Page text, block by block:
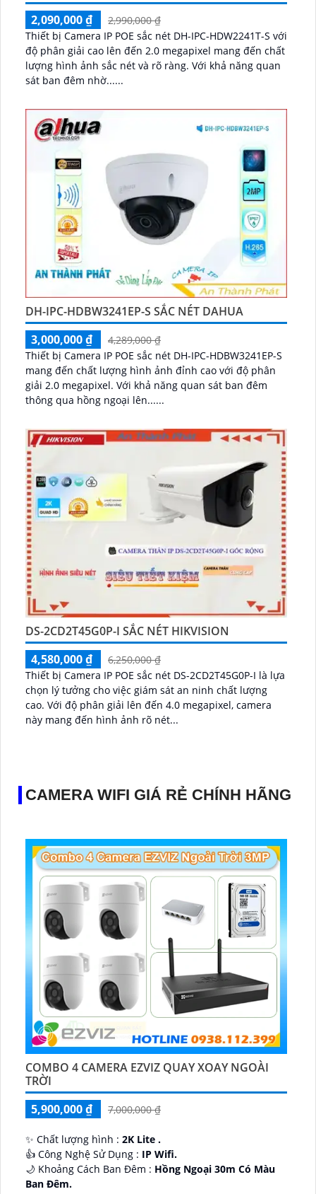
2,090,000 ₫
2,990,000 ₫
Thiết bị Camera IP POE sắc nét DH-IPC-HDW2241T-S với
độ phân giải cao lên đến 2.0 megapixel mang đến chất
lượng hình ảnh sắc nét và rõ ràng. Với khả năng quan
sát ban đêm nhờ......
DH-IPC-HDBW3241EP-S SẮC NÉT DAHUA
3,000,000 ₫
4,289,000 ₫
Thiết bị Camera IP POE sắc nét DH-IPC-HDBW3241EP-S
mang đến chất lượng hình ảnh đỉnh cao với độ phân
giải 2.0 megapixel. Với khả năng quan sát ban đêm
thông qua hồng ngoại lên......
DS-2CD2T45G0P-I SẮC NÉT HIKVISION
4,580,000 ₫
6,250,000 ₫
Thiết bị Camera IP POE sắc nét DS-2CD2T45G0P-I là lựa
chọn lý tưởng cho việc giám sát an ninh chất lượng
cao. Với độ phân giải lên đến 4.0 megapixel, camera
này mang đến hình ảnh rõ nét...
CAMERA WIFI GIÁ RẺ CHÍNH HÃNG
COMBO 4 CAMERA EZVIZ QUAY XOAY NGOÀI
TRỜI
5,900,000 ₫
7,000,000 ₫
✨ Chất lượng hình : 2K Lite .
👍 Công Nghệ Sử Dụng : IP Wifi.
🌙 Khoảng Cách Ban Đêm : Hồng Ngoại 30m Có Màu
Ban Ðêm.